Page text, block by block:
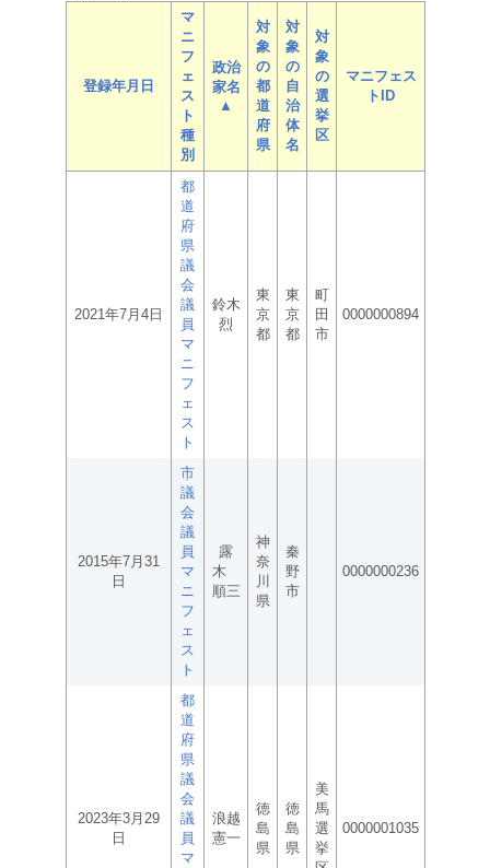
登録年月日
マ
ニ
フ
ェ
ス
ト
種
別
政治
家名
▲
対
象
の
都
道
府
県
対
象
の
自
治
体
名
対
象
の
選
挙
区
マニフェス
トID
2021年7月4日
都
道
府
県
議
会
議
員
マ
ニ
フ
ェ
ス
ト
鈴木
烈
東
京
都
東
京
都
町
田
市
0000000894
2015年7月31
日
市
議
会
議
員
マ
ニ
フ
ェ
ス
ト
露
木
順三
神
奈
川
県
秦
野
市
0000000236
2023年3月29
日
都
道
府
県
議
会
議
員
マ
浪越
憲一
徳
島
県
徳
島
県
美
馬
選
挙
0000001035